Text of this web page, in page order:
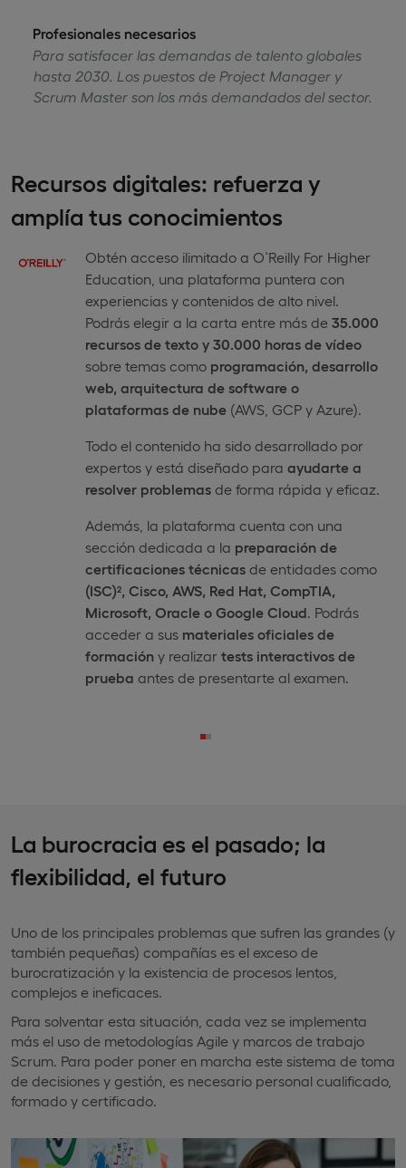
Profesionales necesarios
Para satisfacer las demandas de talento globales
hasta 2030. Los puestos de Project Manager y
Scrum Master son los más demandados del sector.
Recursos digitales: refuerza y
amplía tus conocimientos
Obtén acceso ilimitado a O`Reilly For Higher
Education, una plataforma puntera con
experiencias y contenidos de alto nivel.
Podrás elegir a la carta entre más de 35.000
recursos de texto y 30.000 horas de vídeo
sobre temas como programación, desarrollo
web, arquitectura de software o
plataformas de nube(AWS, GCP y Azure).
Todo el contenido ha sido desarrollado por
expertos y está diseñado para ayudarte a
resolver problemasde forma rápida y eficaz.
Además, la plataforma cuenta con una
sección dedicada a la preparación de
certificaciones técnicasde entidades como
(ISC)², Cisco, AWS, Red Hat, CompTIA,
Microsoft, Oracle o Google Cloud. Podrás
acceder a susmateriales oficiales de
formacióny realizar tests interactivos de
prueba antes de presentarte al examen.
La burocracia es el pasado; la
flexibilidad, el futuro
Uno de los principales problemas que sufren las grandes (y
también pequeñas) compañías es el exceso de
burocratización y la existencia de procesos lentos,
complejos e ineficaces.
Para solventar esta situación, cada vez se implementa
más el uso de metodologías Agile y marcos de trabajo
Scrum. Para poder poner en marcha este sistema de toma
de decisiones y gestión, es necesario personal cualificado,
formado y certificado.